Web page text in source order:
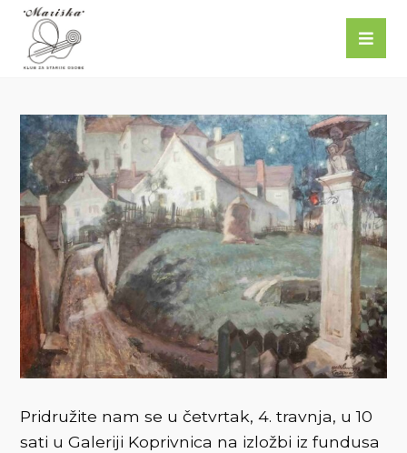
Pridružite nam se u četvrtak, 4. travnja, u 10
sati u Galeriji Koprivnica na izložbi iz fundusa